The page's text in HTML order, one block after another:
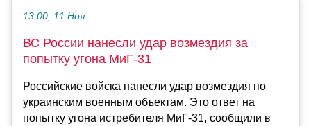
13:00, 11 Ноя
ВС России нанесли удар возмездия за
попытку угона МиГ-31
Российские войска нанесли удар возмездия по
украинским военным объектам. Это ответ на
попытку угона истребителя МиГ-31, сообщили в